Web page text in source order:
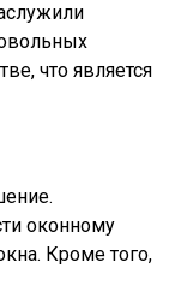
что является
оконному
Кроме того,